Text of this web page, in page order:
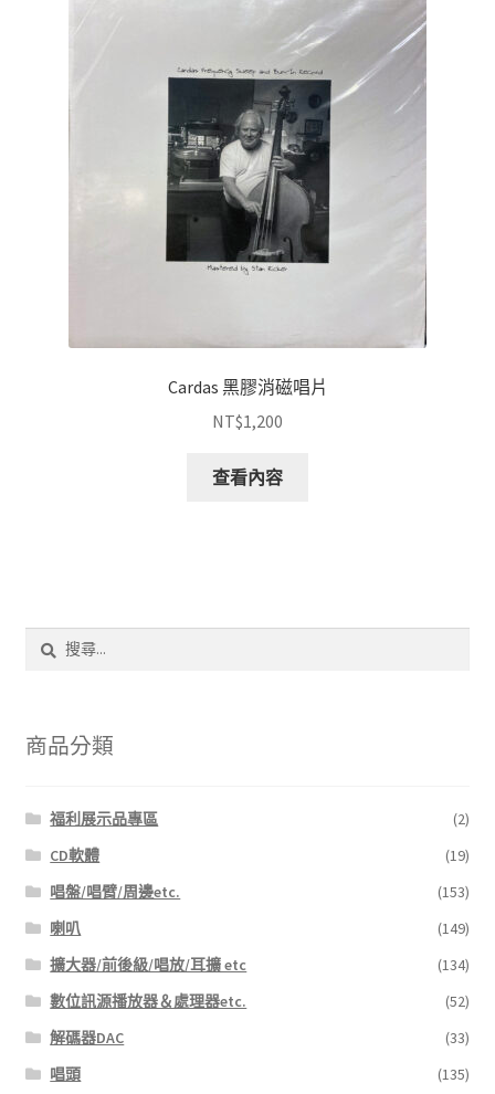
Cardas 黑膠消磁唱片
NT$1,200
查看內容
字:
商品分類
福利展示品專區
(2)
CD軟體
(19)
唱盤/唱臂/周邊etc.
(153)
喇叭
(149)
擴大器/前後級/唱放/耳擴 etc
(134)
數位訊源播放器＆處理器etc.
(52)
解碼器DAC
(33)
唱頭
(135)